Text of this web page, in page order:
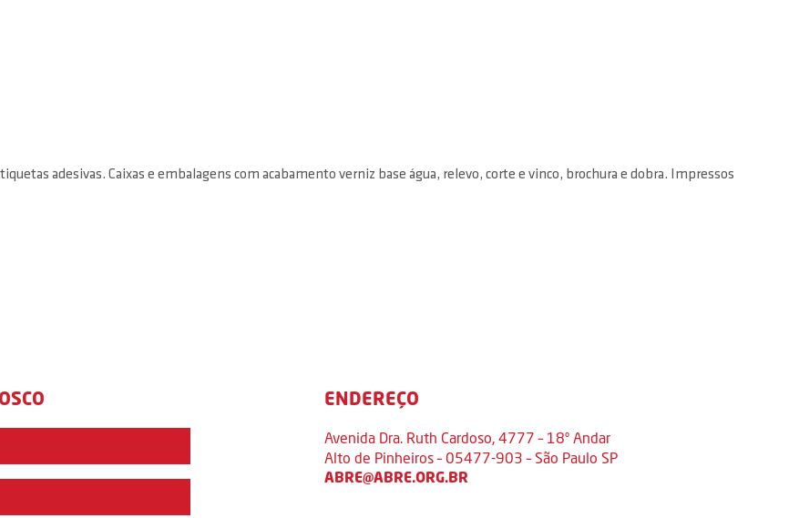
adesivas. Caixas e embalagens com acabamento verniz base água, relevo, corte e vinco, brochura e dobra. Impressos
ENDEREÇO
Avenida Dra. Ruth Cardoso, 4777 – 18º Andar
Alto de Pinheiros – 05477-903 – São Paulo SP
ABRE@ABRE.ORG.BR